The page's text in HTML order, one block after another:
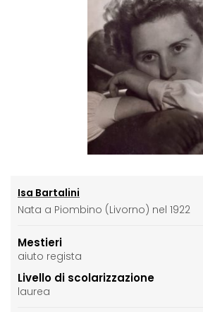
Isa Bartalini
Nata a Piombino (Livorno) nel 1922
Mestieri
aiuto regista
Livello di scolarizzazione
laurea